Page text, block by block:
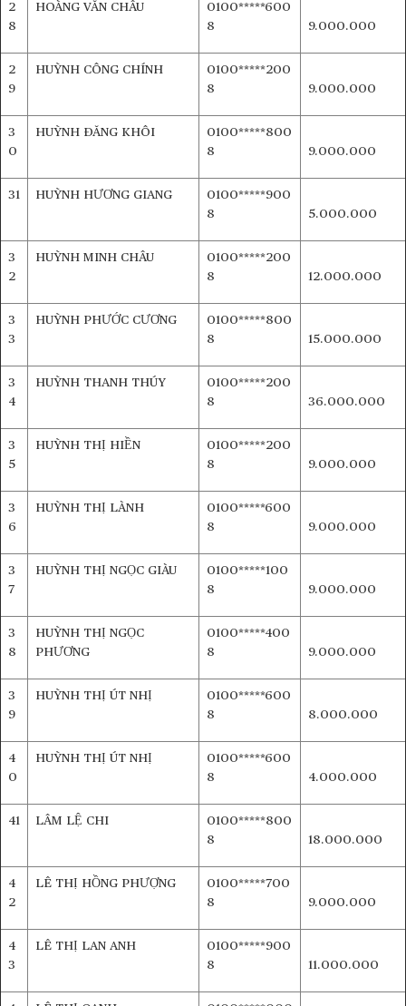
2
8
HOÀNG VĂN CHÂU
0100*****600
8
9.000.000
2
9
HUỲNH CÔNG CHÍNH
0100*****200
8
9.000.000
3
0
HUỲNH ĐĂNG KHÔI
0100*****800
8
9.000.000
31 HUỲNH HƯƠNG GIANG
0100*****900
8
5.000.000
3
2
HUỲNH MINH CHÂU
0100*****200
8
12.000.000
3
3
HUỲNH PHƯỚC CƯƠNG
0100*****800
8
15.000.000
3
4
HUỲNH THANH THÚY
0100*****200
8
36.000.000
3
5
HUỲNH THỊ HIỀN
0100*****200
8
9.000.000
3
6
HUỲNH THỊ LÀNH
0100*****600
8
9.000.000
3
7
HUỲNH THỊ NGỌC GIÀU
0100*****100
8
9.000.000
3
8
HUỲNH THỊ NGỌC
PHƯƠNG
0100*****400
8
9.000.000
3
9
HUỲNH THỊ ÚT NHỊ
0100*****600
8
8.000.000
4
0
HUỲNH THỊ ÚT NHỊ
0100*****600
8
4.000.000
41 LÂM LỆ CHI
0100*****800
8
18.000.000
4
2
LÊ THỊ HỒNG PHƯỢNG
0100*****700
8
9.000.000
4
3
LÊ THỊ LAN ANH
0100*****900
8
11.000.000